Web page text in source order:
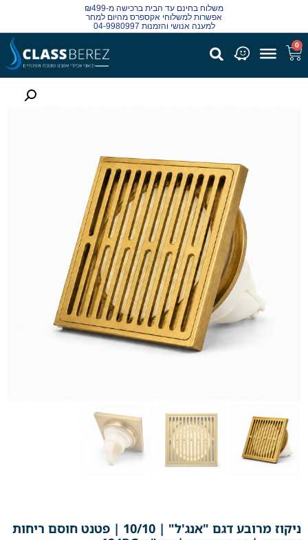
משלוח בחינם עד הבית ברכישה מ-₪499
אפשרות למשלוחי אקספרס מהיום למחר
למענה אנושי והזמנות 04-9980997
0
ניקוז מרובע דגם "אנג'ל" | 10/10 | פטנט חוסם ריחות